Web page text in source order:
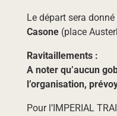
Le départ sera donné
Casone(place
Ravitaillements :
A noter qu’aucun
l’organisation,
Pour l’IMPERIAL